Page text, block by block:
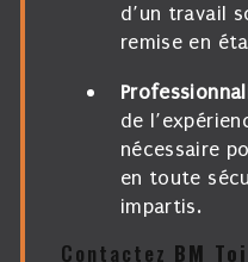
d’un travail
remise en
de
nécessaire
en toute
impartis.
Contactez BM